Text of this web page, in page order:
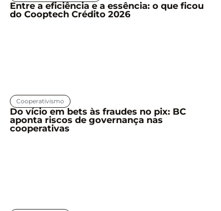
Entre a eficiência e a essência: o que ficou
do Cooptech Crédito 2026
Cooperativismo
Do vício em bets às fraudes no pix: BC
aponta riscos de governança nas
cooperativas